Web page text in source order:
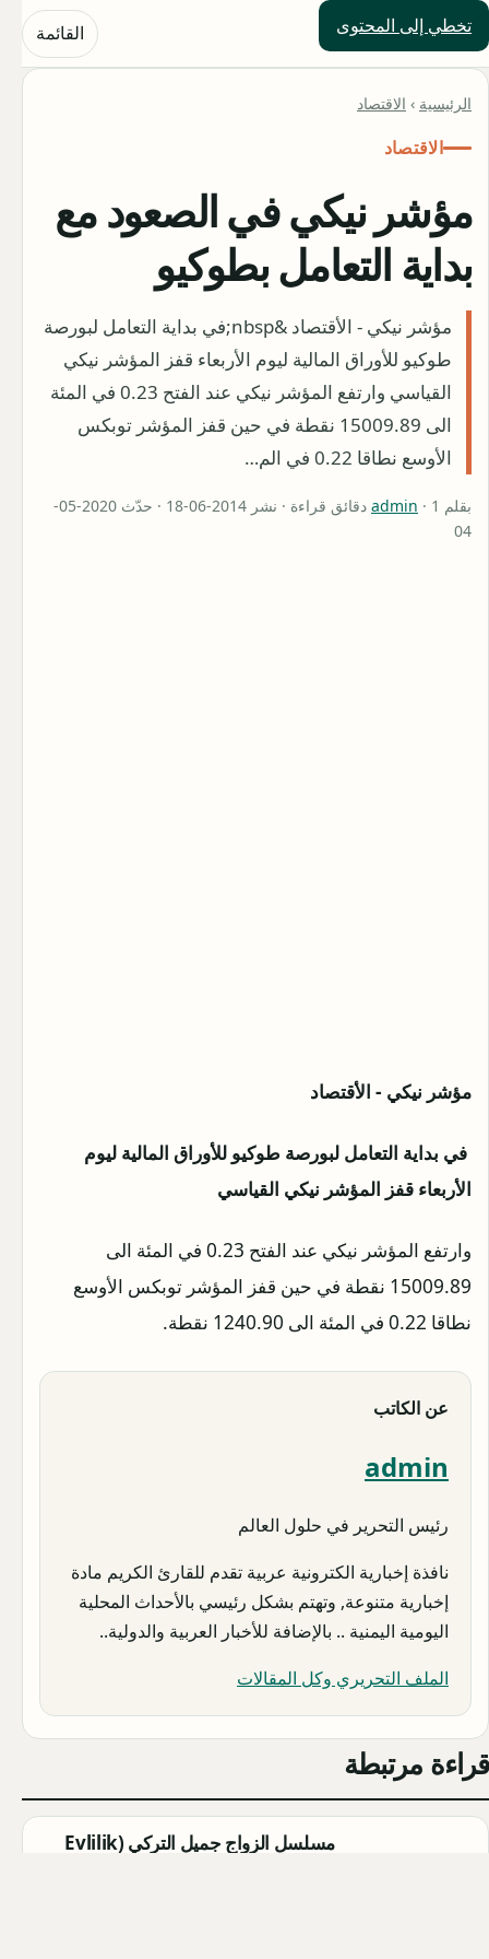
تخطي إلى المحتوى
حلول العالم القائمة
الرئيسية › الاقتصاد
الاقتصاد
مؤشر نيكي في الصعود مع
بداية التعامل بطوكيو
مؤشر نيكي - الأقتصاد &nbsp;في بداية التعامل لبورصة
طوكيو للأوراق المالية ليوم الأربعاء قفز المؤشر نيكي
القياسي وارتفع المؤشر نيكي عند الفتح 0.23 في المئة
الى 15009.89 نقطة في حين قفز المؤشر توبكس
الأوسع نطاقا 0.22 في الم…
بقلم admin
· 1 دقائق قراءة · نشر 2014-06-18 · حدّث 2020-05-
04
مؤشر نيكي - الأقتصاد
في بداية التعامل لبورصة طوكيو للأوراق المالية ليوم
الأربعاء قفز المؤشر نيكي القياسي
وارتفع المؤشر نيكي عند الفتح 0.23 في المئة الى
15009.89 نقطة في حين قفز المؤشر توبكس الأوسع
نطاقا 0.22 في المئة الى 1240.90 نقطة.
عن الكاتب
admin
رئيس التحرير في حلول العالم
نافذة إخبارية الكترونية عربية تقدم للقارئ الكريم مادة
إخبارية متنوعة, وتهتم بشكل رئيسي بالأحداث المحلية
اليومية اليمنية .. بالإضافة للأخبار العربية والدولية..
الملف التحريري وكل المقالات
قراءة مرتبطة
مسلسل الزواج جميل التركي (Evlilik